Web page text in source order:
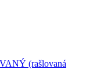
(rašlovaná